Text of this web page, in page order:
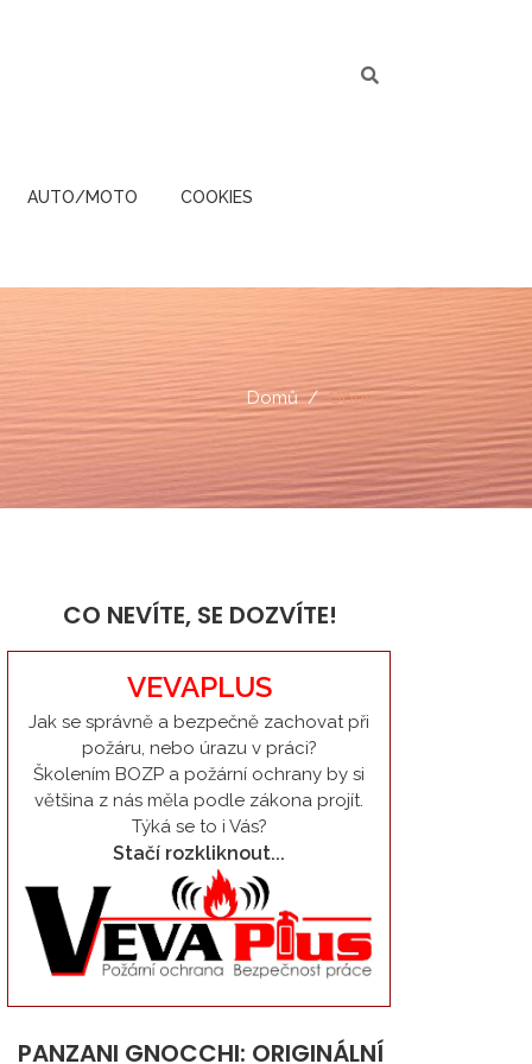
AUTO/MOTO COOKIES
Domů Obuv
CO NEVÍTE, SE DOZVÍTE!
VEVAPLUS
Jak se správně a bezpečně zachovat při
požáru, nebo úrazu v práci?
Školením BOZP a požární ochrany by si
většina z nás měla podle zákona projít.
Týká se to i Vás?
Stačí rozkliknout...
PANZANI GNOCCHI: ORIGINÁLNÍ